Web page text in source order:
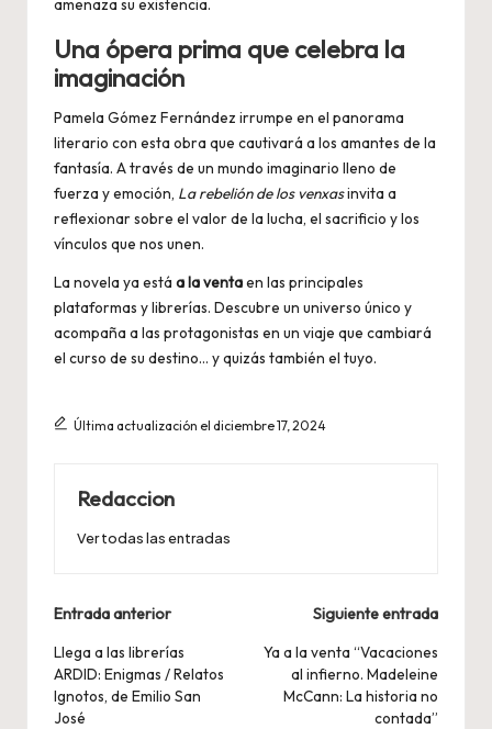
amenaza su existencia.
Una ópera prima que celebra la
imaginación
Pamela Gómez Fernández irrumpe en el panorama
literario con esta obra que cautivará a los amantes de la
fantasía. A través de un mundo imaginario lleno de
fuerza y emoción, La rebelión de los venxasinvita a
reflexionar sobre el valor de la lucha, el sacrificio y los
vínculos que nos unen.
La novela ya está a la ventaen las principales
plataformas y librerías. Descubre un universo único y
acompaña a las protagonistas en un viaje que cambiará
el curso de su destino… y quizás también el tuyo.
Última actualización el diciembre 17, 2024
Redaccion
Ver todas las entradas
Navegación
de
entradas
Entrada anterior
Llega a las librerías
ARDID: Enigmas / Relatos
Ignotos, de Emilio San
José
Siguiente entrada
Ya a la venta “Vacaciones
al infierno. Madeleine
McCann: La historia no
contada”